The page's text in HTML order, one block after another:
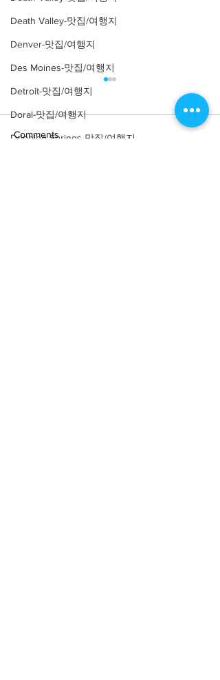
Death Valley-맛집/여행지
Denver-맛집/여행지
Des Moines-맛집/여행지
Detroit-맛집/여행지
Doral-맛집/여행지
Dripping Springs-맛집/여행지
Comments